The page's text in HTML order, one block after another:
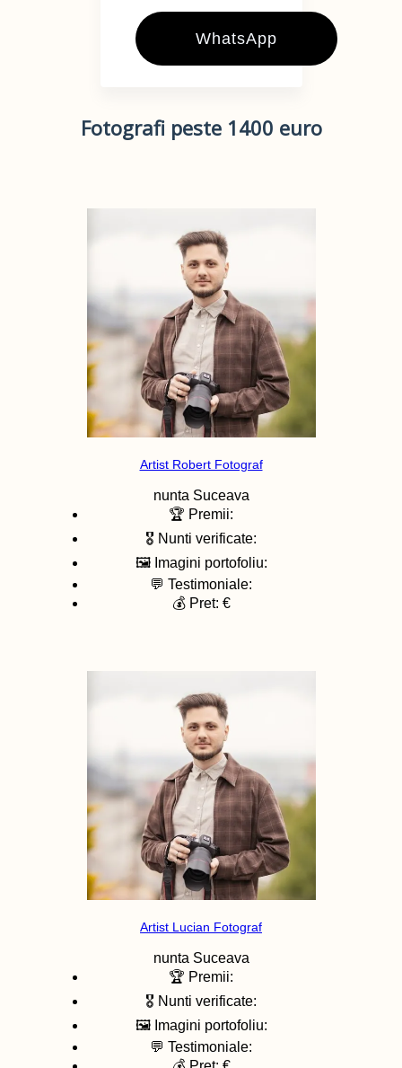
WhatsApp
Fotografi peste 1400 euro
Artist Robert Fotograf
nunta Suceava
🏆 Premii:
🎖️ Nunti verificate:
🖼️ Imagini portofoliu:
💬 Testimoniale:
💰 Pret: €
Artist Lucian Fotograf
nunta Suceava
🏆 Premii:
🎖️ Nunti verificate:
🖼️ Imagini portofoliu:
💬 Testimoniale: